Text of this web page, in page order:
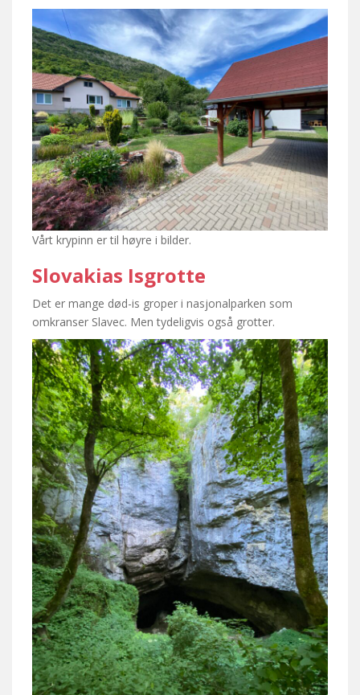
Vårt krypinn er til høyre i bilder.
Slovakias Isgrotte
Det er mange død-is groper i nasjonalparken som
omkranser Slavec. Men tydeligvis også grotter.